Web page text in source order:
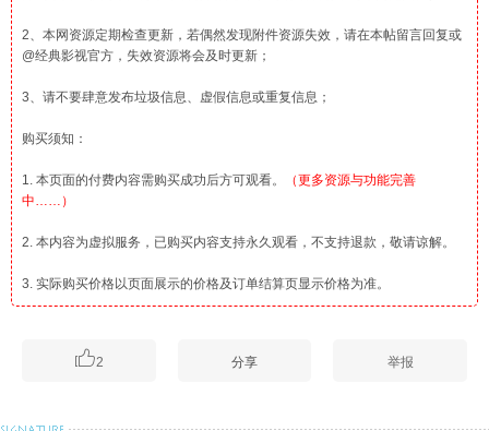
2、本网资源定期检查更新，若偶然发现附件资源失效，请在本帖留言回复或
@经典影视官方，失效资源将会及时更新；
3、请不要肆意发布垃圾信息、虚假信息或重复信息；
购买须知：
1. 本页面的付费内容需购买成功后方可观看。
（更多资源与功能完善
中……）
2. 本内容为虚拟服务，已购买内容支持永久观看，不支持退款，敬请谅解。
3. 实际购买价格以页面展示的价格及订单结算页显示价格为准。
2 分享 举报